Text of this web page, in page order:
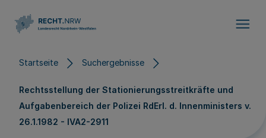
Startseite Suchergebnisse
Rechtsstellung der Stationierungsstreitkräfte und
Aufgabenbereich der Polizei RdErl. d. Innenministers v.
26.1.1982 - IVA2-2911